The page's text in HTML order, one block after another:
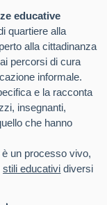
educative
quartiere alla
alla cittadinanza
percorsi di cura
informale.
e la racconta
insegnanti,
che hanno
un processo vivo,
stili educativi diversi